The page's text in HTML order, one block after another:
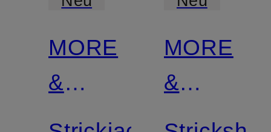
MORE
&
MORE
MORE
&
MORE